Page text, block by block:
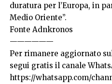
duratura per l’Europa, in
Medio Oriente”.
Fonte Adnkronos
——————
Per rimanere aggiornato
segui gratis il canale
https://whatsapp.com/